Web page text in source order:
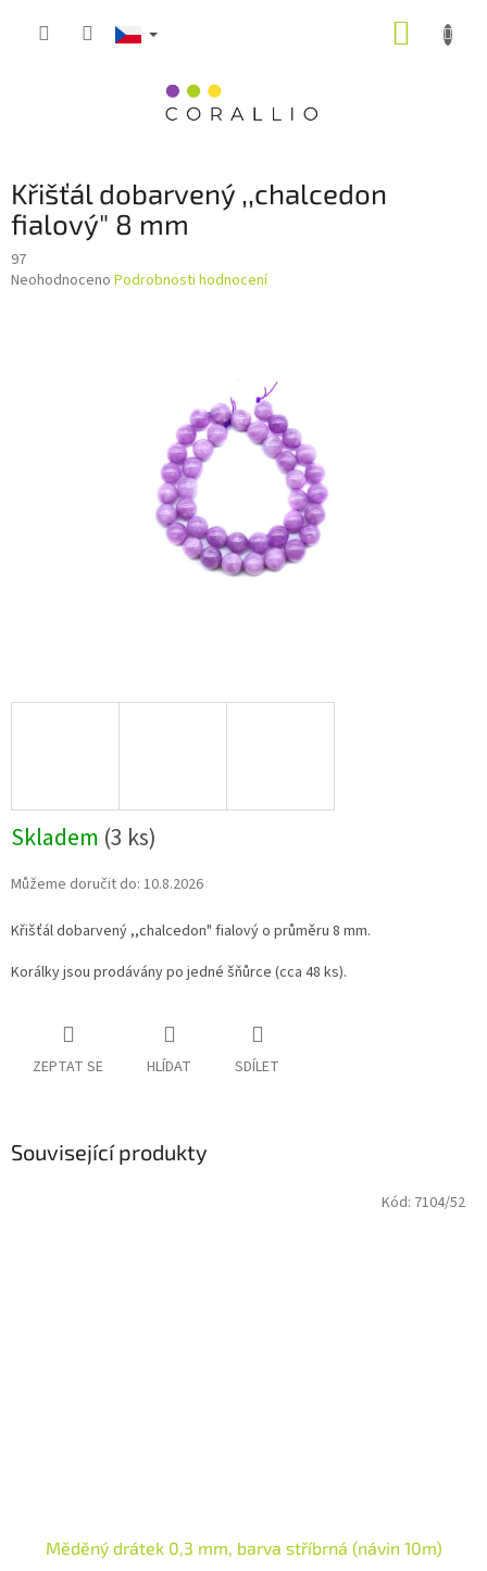
Křišťál dobarvený ,,chalcedon
fialový" 8 mm
97
Průměrné
Neohodnoceno Podrobnosti hodnocení
Skladem (3 ks)
Můžeme doručit do: 10.8.2026
Křišťál dobarvený ,,chalcedon" fialový o průměru 8 mm.
Korálky jsou prodávány po jedné šňůrce (cca 48 ks).
ZEPTAT SE HLÍDAT SDÍLET
Související produkty
Měděný drátek 0,3 mm, barva stříbrná (návin 10m)
Kód: 7104/52